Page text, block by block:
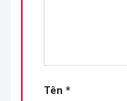
Tên *